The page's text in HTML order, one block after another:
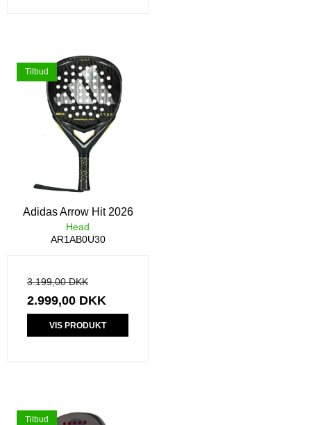
Tilbud
Adidas Arrow Hit 2026
Head
AR1AB0U30
3.199,00 DKK
2.999,00 DKK
VIS PRODUKT
Tilbud